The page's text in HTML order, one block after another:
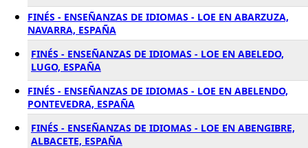
FINÉS - ENSEÑANZAS DE IDIOMAS - LOE EN ABARZUZA,
NAVARRA, ESPAÑA
FINÉS - ENSEÑANZAS DE IDIOMAS - LOE EN ABELEDO,
LUGO, ESPAÑA
FINÉS - ENSEÑANZAS DE IDIOMAS - LOE EN ABELENDO,
PONTEVEDRA, ESPAÑA
FINÉS - ENSEÑANZAS DE IDIOMAS - LOE EN ABENGIBRE,
ALBACETE, ESPAÑA